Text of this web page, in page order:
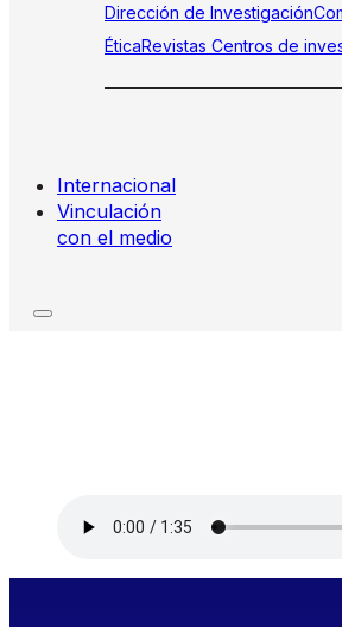
Dirección de Investigación
ÉticaRevistas Centros de
Internacional
Vinculación
con el medio